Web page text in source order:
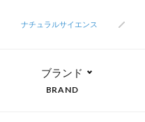
ナチュラルサイエンス
ブランド
BRAND